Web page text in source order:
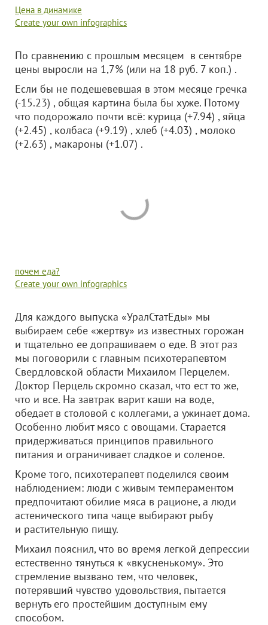
Цена в динамике
Create your own infographics
По сравнению с прошлым месяцем в сентябре
цены выросли на 1,7% (или на 18 руб. 7 коп.) .
Если бы не подешевевшая в этом месяце гречка
(-15.23) , общая картина была бы хуже. Потому
что подорожало почти всё: курица (+7.94) , яйца
(+2.45) , колбаса (+9.19) , хлеб (+4.03) , молоко
(+2.63) , макароны (+1.07) .
почем еда?
Create your own infographics
Для каждого выпуска «УралСтатЕды» мы
выбираем себе «жертву» из известных горожан
и тщательно ее допрашиваем о еде. В этот раз
мы поговорили с главным психотерапевтом
Свердловской области Михаилом Перцелем.
Доктор Перцель скромно сказал, что ест то же,
что и все. На завтрак варит каши на воде,
обедает в столовой с коллегами, а ужинает дома.
Особенно любит мясо с овощами. Старается
придерживаться принципов правильного
питания и ограничивает сладкое и соленое.
Кроме того, психотерапевт поделился своим
наблюдением: люди с живым темпераментом
предпочитают обилие мяса в рационе, а люди
астенического типа чаще выбирают рыбу
и растительную пищу.
Михаил пояснил, что во время легкой депрессии
естественно тянуться к «вкусненькому». Это
стремление вызвано тем, что человек,
потерявший чувство удовольствия, пытается
вернуть его простейшим доступным ему
способом.